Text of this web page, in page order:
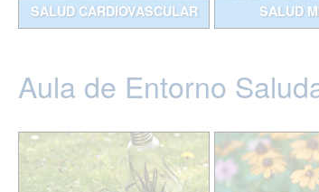
SALUD CARDIOVASCULAR SALUD
Aula de Entorno